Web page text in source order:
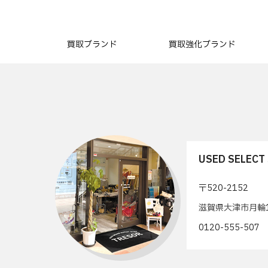
買取ブランド 買取強化ブランド
USED
〒520-2152
滋賀県大津市月
0120-555-507